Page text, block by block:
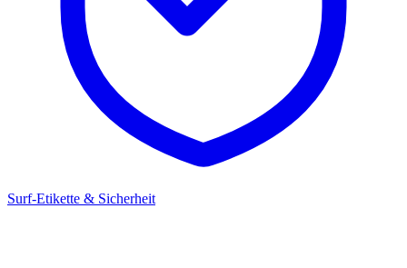
Surf-Etikette & Sicherheit